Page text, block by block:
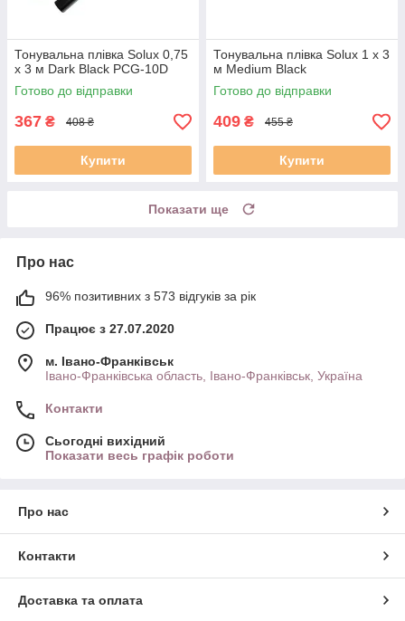
Тонувальна плівка Solux 0,75
х 3 м Dark Black PCG-10D
Готово до відправки
367 ₴ 408 ₴
Купити
Тонувальна плівка Solux 1 х 3
м Medium Black
Готово до відправки
409 ₴ 455 ₴
Купити
Показати ще
Про нас
96% позитивних з 573 відгуків за рік
Працює з 27.07.2020
м. Івано-Франківськ
Івано-Франківська область, Івано-Франківськ, Україна
Контакти
Сьогодні вихідний
Показати весь графік роботи
Про нас
Контакти
Доставка та оплата